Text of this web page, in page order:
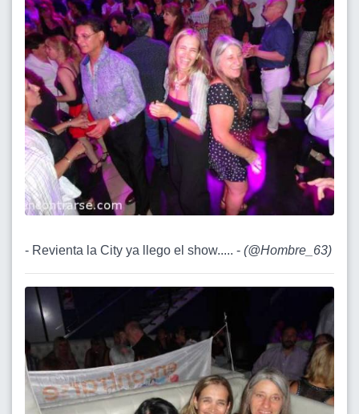
- Revienta la City ya llego el show..... - (@Hombre_63)